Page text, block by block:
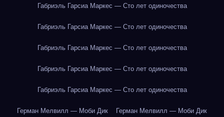
Габриэль Гарсиа Маркес — Сто лет одиночества
Габриэль Гарсиа Маркес — Сто лет одиночества
Габриэль Гарсиа Маркес — Сто лет одиночества
Габриэль Гарсиа Маркес — Сто лет одиночества
Габриэль Гарсиа Маркес — Сто лет одиночества
Герман Мелвилл — Моби Дик Герман Мелвилл — Моби Дик